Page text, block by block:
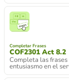
Completar Frases
COF2301 Act 8.2
Completa las
entusiasmo en el